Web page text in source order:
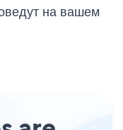
на вашем